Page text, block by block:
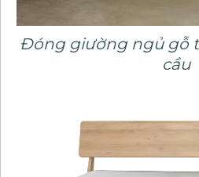
Đóng giường ngủ gỗ
cầu